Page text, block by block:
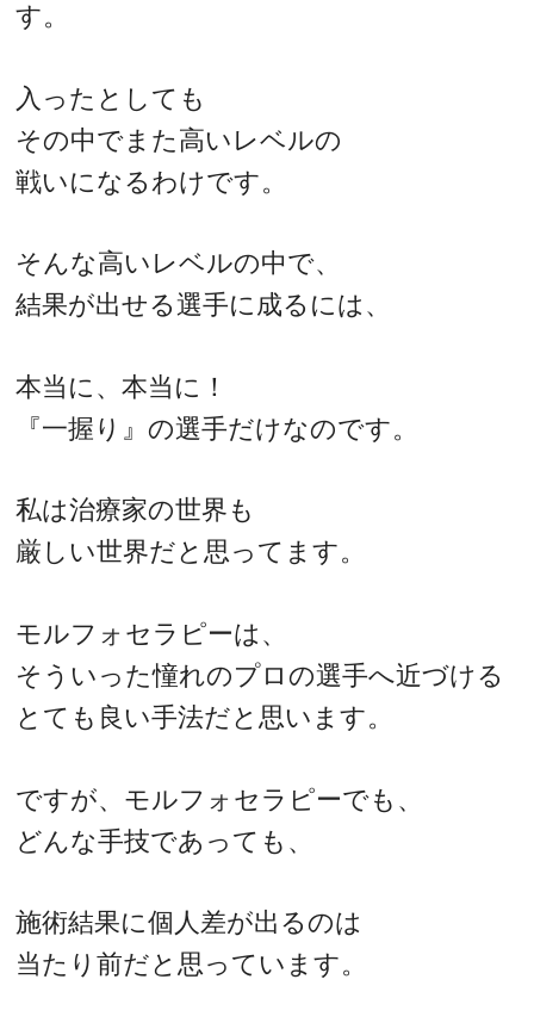
す。
入ったとしても
その中でまた高いレベルの
戦いになるわけです。
そんな高いレベルの中で、
結果が出せる選手に成るには、
本当に、本当に！
『一握り』の選手だけなのです。
私は治療家の世界も
厳しい世界だと思ってます。
モルフォセラピーは、
そういった憧れのプロの選手へ近づける
とても良い手法だと思います。
ですが、モルフォセラピーでも、
どんな手技であっても、
施術結果に個人差が出るのは
当たり前だと思っています。